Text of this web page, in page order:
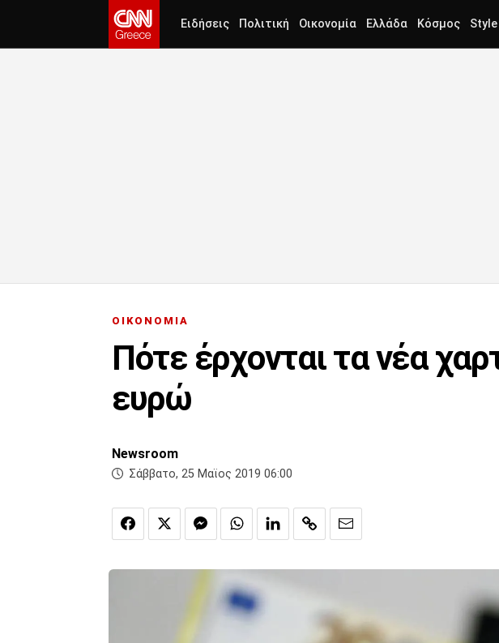
Ειδήσεις Πολιτική Οικονομία Ελλάδα Κόσμος Style
ΟΙΚΟΝΟΜΙΑ
Πότε έρχονται τα νέα
ευρώ
Newsroom
Σάββατο, 25 Μαϊος 2019 06:00